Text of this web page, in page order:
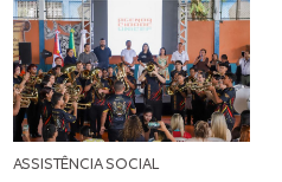
ASSISTÊNCIA SOCIAL